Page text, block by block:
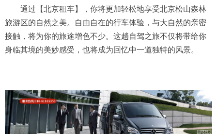
通过【北京租车】，你将更加轻松地享受北京松山森林
旅游区的自然之美。自由自在的行车体验，与大自然的亲密
接触，将为你的旅途增色不少。这趟自驾之旅不仅将带给你
身临其境的美妙感受，也将成为回忆中一道独特的风景。